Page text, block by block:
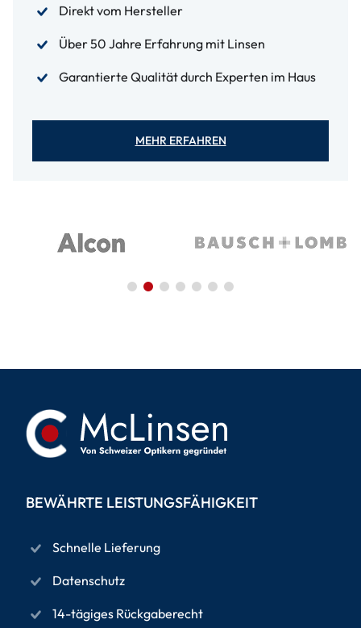
Direkt vom Hersteller
Über 50 Jahre Erfahrung mit Linsen
Garantierte Qualität durch Experten im Haus
MEHR ERFAHREN
BEWÄHRTE LEISTUNGSFÄHIGKEIT
Schnelle Lieferung
Datenschutz
14-tägiges Rückgaberecht